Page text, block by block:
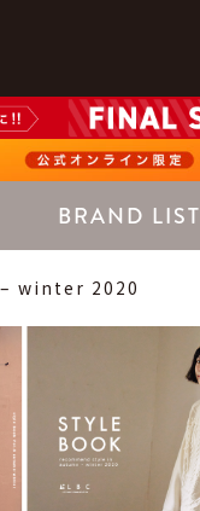
BRAND LIST
– winter 2020